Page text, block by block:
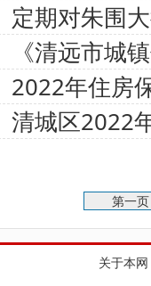
定期对朱围
《清远市城
2022年住房
清城区2022
第一
关于本网